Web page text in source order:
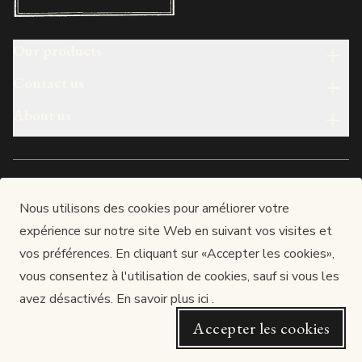
Nous utilisons des cookies pour améliorer votre
expérience sur notre site Web en suivant vos visites et
vos préférences. En cliquant sur «Accepter les cookies»,
vous consentez à l'utilisation de cookies, sauf si vous les
avez désactivés. En savoir plus ici .
Accepter les cookies
Made in luxembourg
Siège : 12, rue de l’Industrie, L-3895 FOETZ
RCS Luxembourg : B166577 / TVA : LU25278121
Autorisation d’établissement n° 10023705 / 27
English